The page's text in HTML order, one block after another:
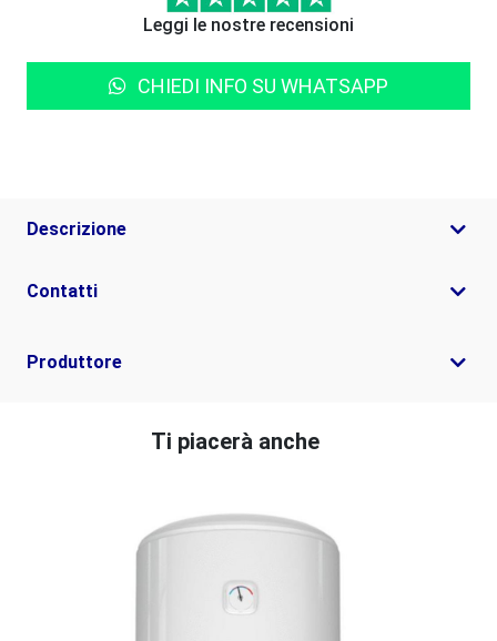
Leggi le nostre recensioni
CHIEDI INFO SU WHATSAPP
Descrizione
Contatti
Produttore
Ti piacerà anche